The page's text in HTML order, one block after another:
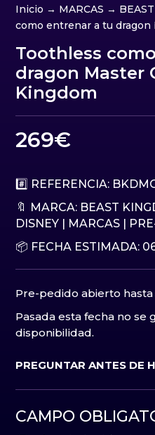
Inicio → MARCAS →
como entrenar a tu
Toothless
dragon Master
Kingdom
269€
#️⃣ REFERENCIA:
🔖 MARCA: BEAST
DISNEY | MARCAS |
📦 FECHA ESTIMADA:
Pre-pedido abierto hasta
Pasada esta fecha no se
disponibilidad.
PREGUNTAR ANTES DE
CAMPO